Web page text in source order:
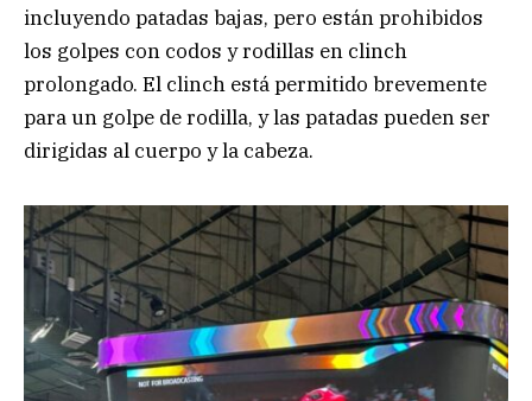
incluyendo patadas bajas, pero están prohibidos
los golpes con codos y rodillas en clinch
prolongado. El clinch está permitido brevemente
para un golpe de rodilla, y las patadas pueden ser
dirigidas al cuerpo y la cabeza.